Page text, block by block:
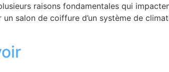
raisons fondamentales qui
salon de coiffure d’un système de